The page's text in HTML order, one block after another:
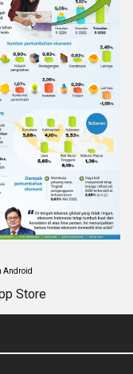
Android